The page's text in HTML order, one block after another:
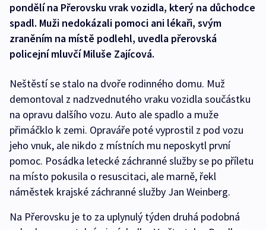
pondělí na Přerovsku vrak vozidla, který na důchodce
spadl. Muži nedokázali pomoci ani lékaři, svým
zraněním na místě podlehl, uvedla přerovská
policejní mluvčí Miluše Zajícová.
Neštěstí se stalo na dvoře rodinného domu. Muž
demontoval z nadzvednutého vraku vozidla součástku
na opravu dalšího vozu. Auto ale spadlo a muže
přimáčklo k zemi. Opraváře poté vyprostil z pod vozu
jeho vnuk, ale nikdo z místních mu neposkytl první
pomoc. Posádka letecké záchranné služby se po příletu
na místo pokusila o resuscitaci, ale marně, řekl
náměstek krajské záchranné služby Jan Weinberg.
Na Přerovsku je to za uplynulý týden druhá podobná